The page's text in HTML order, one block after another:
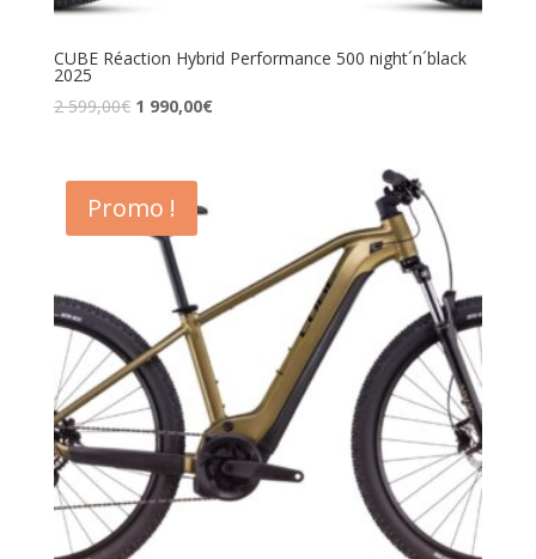
CUBE Réaction Hybrid Performance 500 night´n´black
2025
2 599,00€ 1 990,00€
Promo !